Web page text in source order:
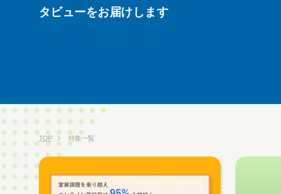
タビューをお届けします
TOP 特集一覧